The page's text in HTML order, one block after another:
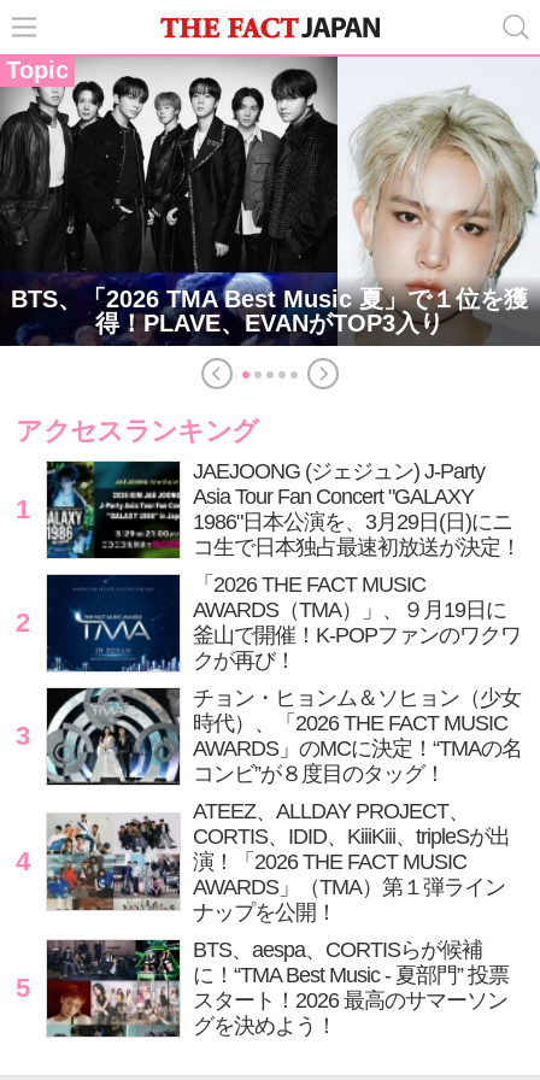
Topic
BTS、「2026 TMA Best Music 夏」で１位を獲
得！PLAVE、EVANがTOP3入り
アクセスランキング
1
JAEJOONG (ジェジュン) J-Party
Asia Tour Fan Concert "GALAXY
1986"日本公演を、3月29日(日)にニ
コ生で日本独占最速初放送が決定！
2
「2026 THE FACT MUSIC
AWARDS（TMA）」、９月19日に
釜山で開催！K-POPファンのワクワ
クが再び！
3
チョン・ヒョンム＆ソヒョン（少女
時代）、「2026 THE FACT MUSIC
AWARDS」のMCに決定！“TMAの名
コンビ”が８度目のタッグ！
4
ATEEZ、ALLDAY PROJECT、
CORTIS、IDID、KiiiKiii、tripleSが出
演！「2026 THE FACT MUSIC
AWARDS」（TMA）第１弾ライン
ナップを公開！
5
BTS、aespa、CORTISらが候補
に！“TMA Best Music - 夏部門” 投票
スタート！2026 最高のサマーソン
グを決めよう！